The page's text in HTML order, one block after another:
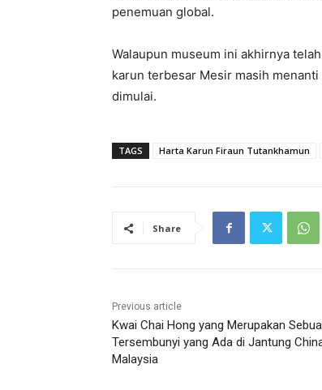
penemuan global.
Walaupun museum ini akhirnya
karun terbesar Mesir masih
dimulai.
TAGS Harta Karun Firaun Tutankhamun
Share
Previous article
Kwai Chai Hong yang Merupakan
Tersembunyi yang Ada di Jantung
Malaysia